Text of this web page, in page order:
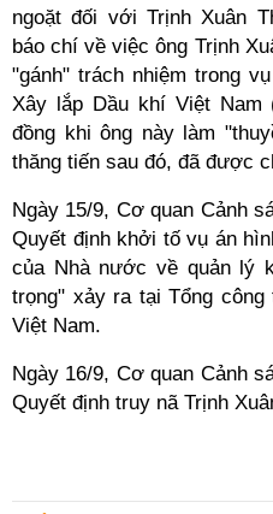
ngoặt đối với Trịnh Xuân
báo chí về việc ông Trịnh
"gánh" trách nhiệm trong
Xây lắp Dầu khí Việt Nam
đồng khi ông này làm
thăng tiến sau đó, đã được
Ngày 15/9, Cơ quan Cảnh
Quyết định khởi tố vụ án
của Nhà nước về quản lý
trọng" xảy ra tại Tổng
Việt Nam.
Ngày 16/9, Cơ quan Cảnh
Quyết định truy nã Trịnh